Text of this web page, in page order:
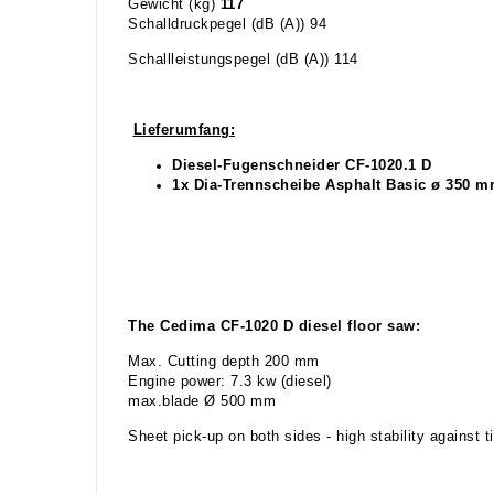
Gewicht (kg) 117
Schalldruckpegel (dB (A)) 94
Schallleistungspegel (dB (A)) 114
Lieferumfang:
Diesel-Fugenschneider CF-1020.1 D
1x Dia-Trennscheibe Asphalt Basic ø 350
The Cedima CF-1020 D diesel floor saw:
Max. Cutting depth 200 mm
Engine power: 7.3 kw (diesel)
max.blade Ø 500 mm
Sheet pick-up on both sides - high stability against